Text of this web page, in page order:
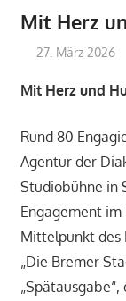
Mit Herz
27. März 2026
Mit Herz und
Rund 80
Agentur der
Studiobühne in
Engagement im
Mittelpunkt des
„Die Bremer